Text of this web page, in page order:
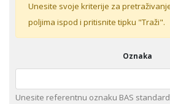
Unesite svoje kriterije za
poljima ispod i pritisnite tipku "Traži".
Oznaka
Unesite referentnu oznaku BAS